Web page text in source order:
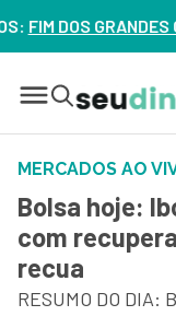
NO
MERCADOS AO
Bolsa hoje:
com
recua
RESUMO DO